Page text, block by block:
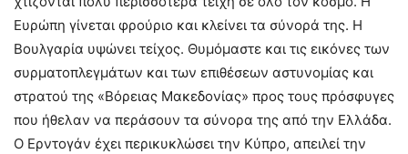
Ευρώπη γίνεται φρούριο και κλείνει τα σύνορά της. Η
Βουλγαρία υψώνει τείχος. Θυμόμαστε και τις εικόνες των
συρματοπλεγμάτων και των επιθέσεων αστυνομίας και
στρατού της «Βόρειας Μακεδονίας» προς τους πρόσφυγες
που ήθελαν να περάσουν τα σύνορα της από την Ελλάδα.
Ο Ερντογάν έχει περικυκλώσει την Κύπρο, απειλεί την